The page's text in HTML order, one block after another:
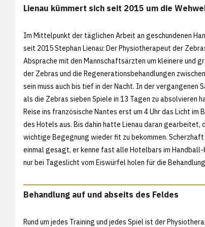
Lienau kümmert sich seit 2015 um die
Im Mittelpunkt der täglichen Arbeit an geschundenen
seit 2015 Stephan Lienau: Der Physiotherapeut der
Absprache mit den Mannschaftsärzten um kleinere und
der Zebras und die Regenerationsbehandlungen
sein muss auch bis tief in der Nacht. In der vergangenen
als die Zebras sieben Spiele in 13 Tagen zu absolvieren
Reise ins französische Nantes erst um 4 Uhr das Licht im
des Hotels aus. Bis dahin hatte Lienau daran gearbeitet,
wichtige Begegnung wieder fit zu bekommen. Scherzhaft
einmal gesagt, er kenne fast alle Hotelbars im Handball-
nur bei Tageslicht vom Eiswürfel holen für die
Behandlung auf und abseits des Feldes
Rund um jedes Training und jedes Spiel ist der